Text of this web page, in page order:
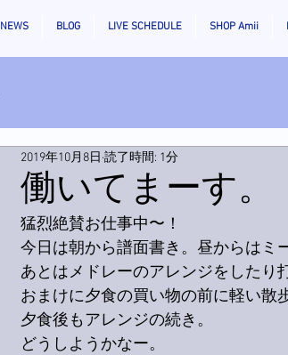
NEWS BLOG LIVE SCHEDULE SHOP Amii
働いてまーす。
2019年10月8日 読了時間: 1分
猛烈絶賛お仕事中〜！
今日は朝から譜面書き。昼からはミ
あとはメドレーのアレンジをしたり
おまけに夕食の買い物の前に軽い散
夕食後もアレンジの続き。
どうしようかなー。